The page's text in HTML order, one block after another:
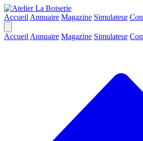
Accueil Annuaire Magazine Simulateur
Accueil Annuaire Magazine Simulateur